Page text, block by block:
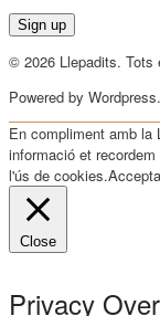
© 2026 Llepadits. Tots
Powered by
En compliment amb la
informació et
l'ús de cookies.
Close
Privacy